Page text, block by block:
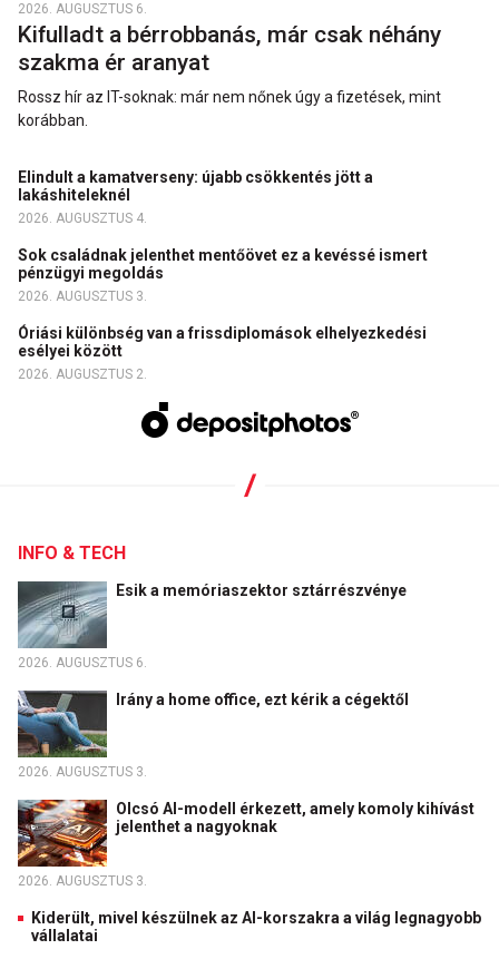
2026. AUGUSZTUS 6.
Kifulladt a bérrobbanás, már csak néhány
szakma ér aranyat
Rossz hír az IT-soknak: már nem nőnek úgy a fizetések, mint
korábban.
Elindult a kamatverseny: újabb csökkentés jött a
lakáshiteleknél
2026. AUGUSZTUS 4.
Sok családnak jelenthet mentőövet ez a kevéssé ismert
pénzügyi megoldás
2026. AUGUSZTUS 3.
Óriási különbség van a frissdiplomások elhelyezkedési
esélyei között
2026. AUGUSZTUS 2.
INFO & TECH
Esik a memóriaszektor sztárrészvénye
2026. AUGUSZTUS 6.
Irány a home office, ezt kérik a cégektől
2026. AUGUSZTUS 3.
Olcsó AI-modell érkezett, amely komoly kihívást
jelenthet a nagyoknak
2026. AUGUSZTUS 3.
Kiderült, mivel készülnek az AI-korszakra a világ legnagyobb
vállalatai